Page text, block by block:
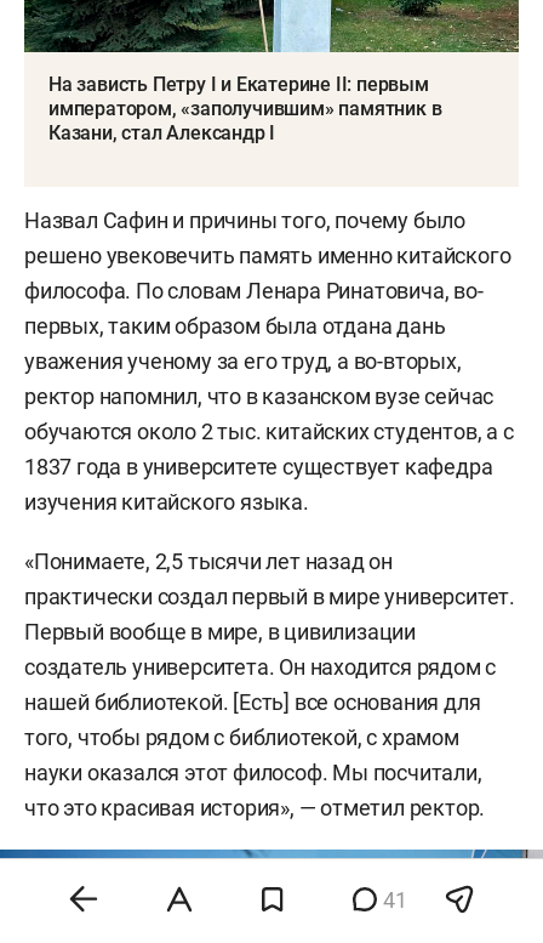
На зависть Петру I и Екатерине II: первым
императором, «заполучившим» памятник в
Казани, стал Александр I
Назвал Сафин и причины того, почему было
решено увековечить память именно китайского
философа. По словам Ленара Ринатовича, во-
первых, таким образом была отдана дань
уважения ученому за его труд, а во-вторых,
ректор напомнил, что в казанском вузе сейчас
обучаются около 2 тыс. китайских студентов, а с
1837 года в университете существует кафедра
изучения китайского языка.
«Понимаете, 2,5 тысячи лет назад он
практически создал первый в мире университет.
Первый вообще в мире, в цивилизации
создатель университета. Он находится рядом с
нашей библиотекой. [Есть] все основания для
того, чтобы рядом с библиотекой, с храмом
науки оказался этот философ. Мы посчитали,
что это красивая история», — отметил ректор.
41